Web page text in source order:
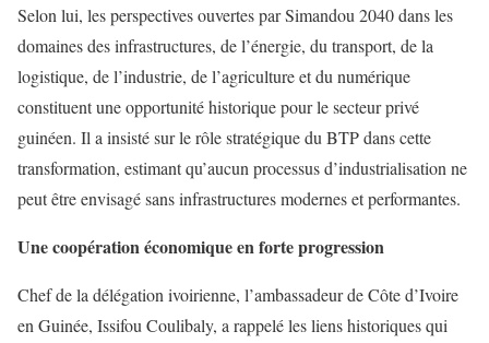
Selon lui, les perspectives ouvertes par Simandou 2040 dans les
domaines des infrastructures, de l’énergie, du transport, de la
logistique, de l’industrie, de l’agriculture et du numérique
constituent une opportunité historique pour le secteur privé
guinéen. Il a insisté sur le rôle stratégique du BTP dans cette
transformation, estimant qu’aucun processus d’industrialisation ne
peut être envisagé sans infrastructures modernes et performantes.
Une coopération économique en forte progression
Chef de la délégation ivoirienne, l’ambassadeur de Côte d’Ivoire
en Guinée, Issifou Coulibaly, a rappelé les liens historiques qui